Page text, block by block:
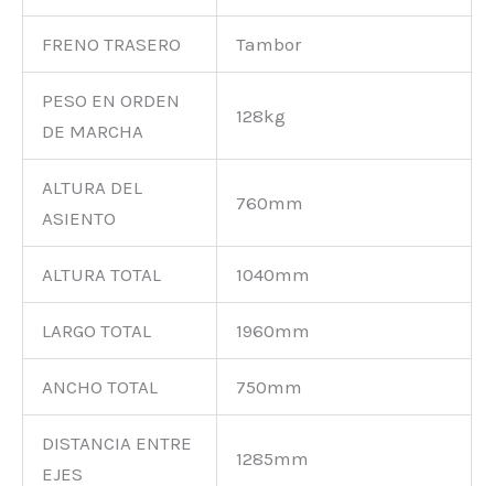
FRENO TRASERO Tambor
PESO EN ORDEN
DE MARCHA
128kg
ALTURA DEL
ASIENTO
760mm
ALTURA TOTAL 1040mm
LARGO TOTAL 1960mm
ANCHO TOTAL 750mm
DISTANCIA ENTRE
EJES
1285mm